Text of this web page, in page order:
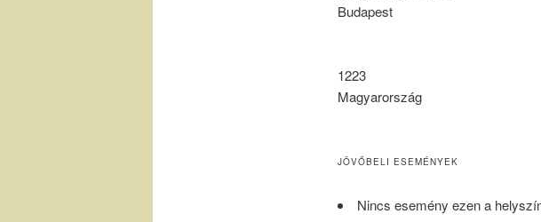
Budapest
1223
Magyarország
JÖVŐBELI ESEMÉNYEK
Nincs esemény ezen a